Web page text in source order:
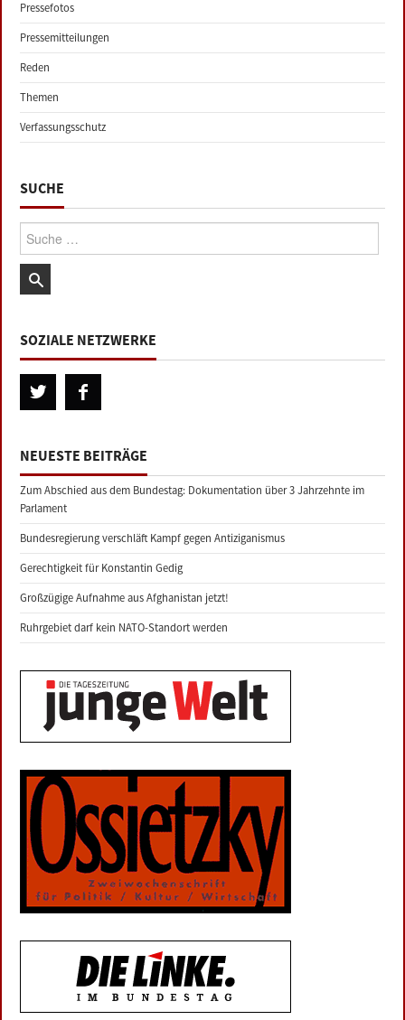
Pressefotos
Pressemitteilungen
Reden
Themen
Verfassungsschutz
SUCHE
Suche:
SOZIALE NETZWERKE
NEUESTE BEITRÄGE
Zum Abschied aus dem Bundestag: Dokumentation über 3 Jahrzehnte im
Parlament
Bundesregierung verschläft Kampf gegen Antiziganismus
Gerechtigkeit für Konstantin Gedig
Großzügige Aufnahme aus Afghanistan jetzt!
Ruhrgebiet darf kein NATO-Standort werden